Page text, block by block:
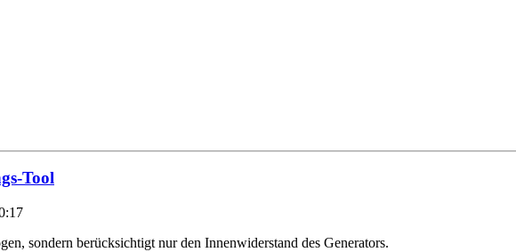
Tool
sondern berücksichtigt nur den Innenwiderstand des Generators.